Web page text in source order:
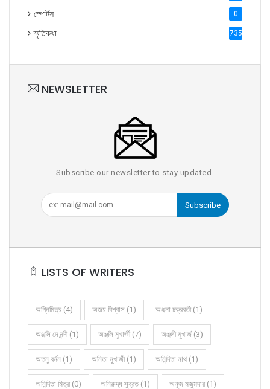
স্পোর্টস 0
স্মৃতিকথা 735
NEWSLETTER
Subscribe our newsletter to stay updated.
Subscribe
LISTS OF WRITERS
অগ্নিমিত্র (4) অজয় বিশ্বাস (1) অঞ্জনা চক্রবর্তী (1)
অঞ্জলি দে নন্দী (1) অঞ্জলি মুখার্জী (7) অঞ্জলী মুখার্জ (3)
অতনু বর্মন (1) অনিতা মুখার্জী (1) অনিন্দিতা নাথ (1)
অনিন্দিতা মিত্র (0) অনিরুদ্ধ সুব্রত (1) অনুজ মজুমদার (1)